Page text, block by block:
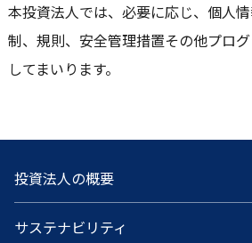
本投資法人では、必要に応じ、個人
制、規則、安全管理措置その他プロ
してまいります。
投資法人の概要
サステナビリティ